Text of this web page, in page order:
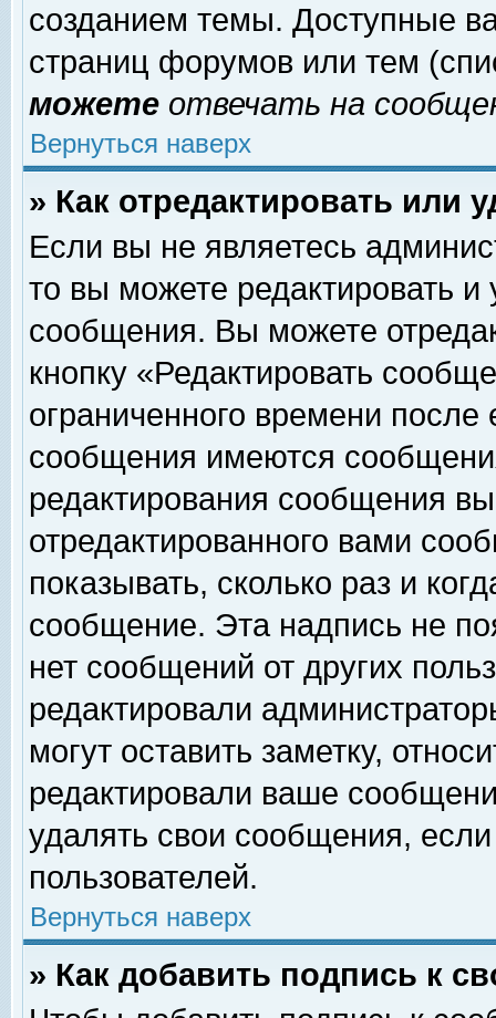
созданием темы. Доступные
страниц форумов или тем
можете отвечать на
Вернуться наверх
» Как отредактировать или
Если вы не являетесь
то вы можете редактировать и
сообщения. Вы можете
кнопку «Редактировать
ограниченного времени
сообщения имеются
редактирования сообщения
отредактированного вами
показывать, сколько раз и
сообщение. Эта надпись не
нет сообщений от других
редактировали
могут оставить заметку,
редактировали ваше
удалять свои сообщения,
пользователей.
Вернуться наверх
» Как добавить подпись к